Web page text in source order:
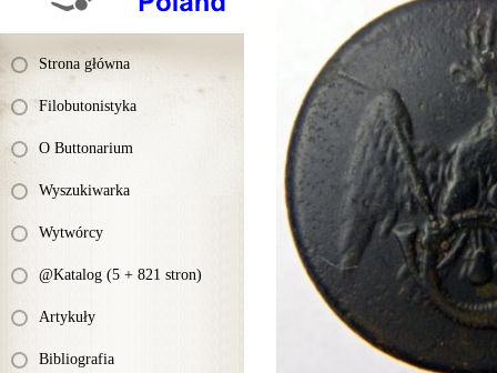
Strona główna
Filobutonistyka
O Buttonarium
Wyszukiwarka
Wytwórcy
@Katalog (5 + 821 stron)
Artykuły
Bibliografia